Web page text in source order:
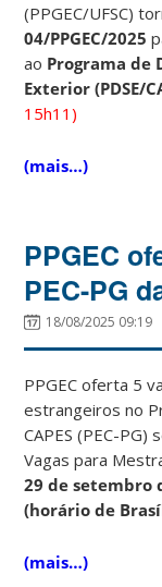
(PPGEC/UFSC)
04/PPGEC/2025
ao Programa de
Exterior (PDSE/
15h11)
(mais…)
PPGEC
PEC-PG
18/08/2025 09:19
PPGEC oferta 5
estrangeiros no
CAPES (PEC-
Vagas para
29 de setembro
(horário de
(mais…)